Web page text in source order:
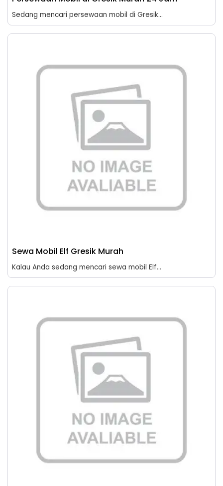
Sedang mencari persewaan mobil di Gresik...
Sewa Mobil Elf Gresik Murah
Kalau Anda sedang mencari sewa mobil Elf...